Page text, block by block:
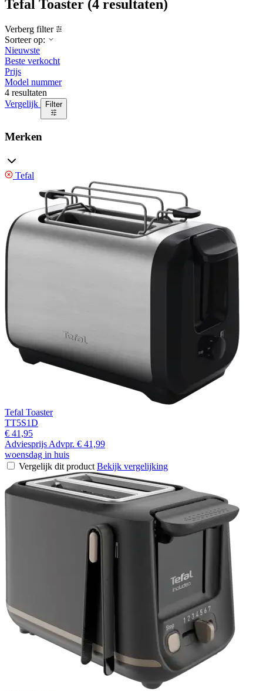
Tefal Toaster (4 resultaten)
Verberg filter
Sorteer op:
Nieuwste
Beste verkocht
Prijs
Model nummer
4 resultaten
Vergelijk
Filter
Merken
Tefal
Tefal Toaster
TT5S1D
€ 41,95
Adviesprijs Advpr. € 41,99
woensdag in huis
Vergelijk dit product Bekijk vergelijking